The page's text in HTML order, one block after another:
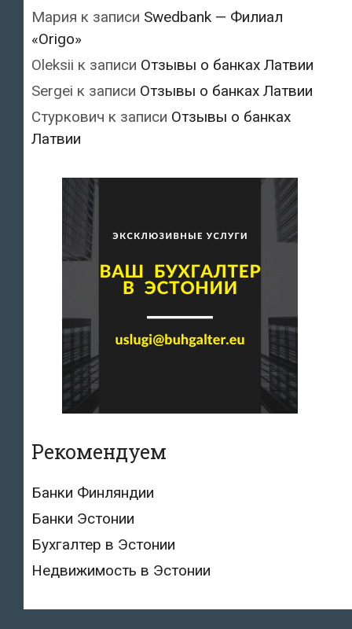
Мария к записи Swedbank — Филиал
«Origo»
Oleksii к записи Отзывы о банках Латвии
Sergei к записи Отзывы о банках Латвии
Стуркович к записи Отзывы о банках
Латвии
Рекомендуем
Банки Финляндии
Банки Эстонии
Бухгалтер в Эстонии
Недвижимость в Эстонии